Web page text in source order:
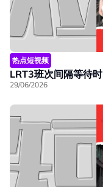
热点短视频
LRT3班次间隔等待
29/06/2026